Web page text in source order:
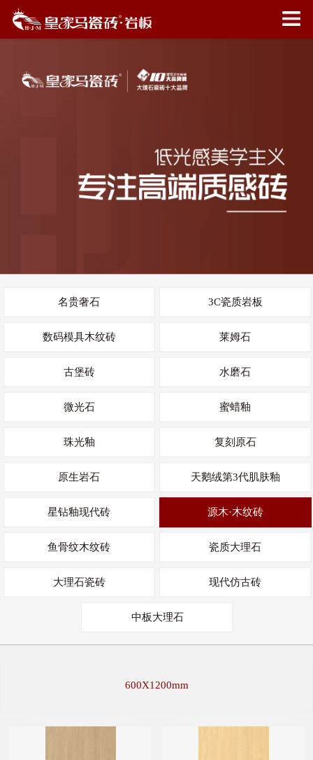
名贵奢石 3C瓷质岩板
数码模具木纹砖 莱姆石
古堡砖 水磨石
微光石 蜜蜡釉
珠光釉 复刻原石
原生岩石 天鹅绒第3代肌肤釉
星钻釉现代砖 源木·木纹砖
鱼骨纹木纹砖 瓷质大理石
大理石瓷砖 现代仿古砖
中板大理石
600X1200mm